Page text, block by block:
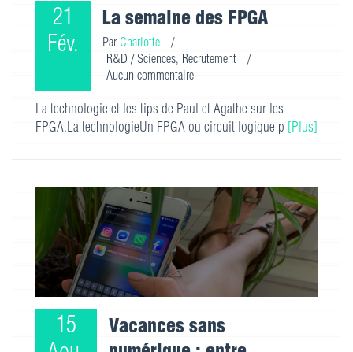
21
Fév.
La semaine des FPGA
Par Charlotte
/
R&D / Sciences, Recrutement
/
Aucun commentaire
La technologie et les tips de Paul et Agathe sur les
FPGA.La technologieUn FPGA ou circuit logique p [Plus]
15
Vacances sans